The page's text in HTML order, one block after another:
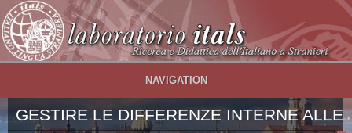
Salta al contenuto principale
NAVIGATION
GESTIRE LE DIFFERENZE INTERNE ALLE